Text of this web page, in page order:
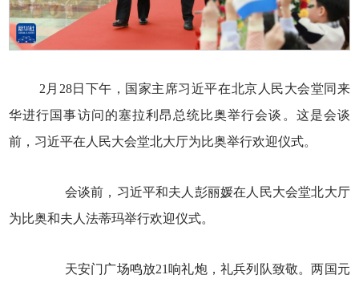
2月28日下午，国家主席习近平在北京人民大会堂同来
华进行国事访问的塞拉利昂总统比奥举行会谈。这是会谈
前，习近平在人民大会堂北大厅为比奥举行欢迎仪式。
会谈前，习近平和夫人彭丽媛在人民大会堂北大厅
为比奥和夫人法蒂玛举行欢迎仪式。
天安门广场鸣放21响礼炮，礼兵列队致敬。两国元